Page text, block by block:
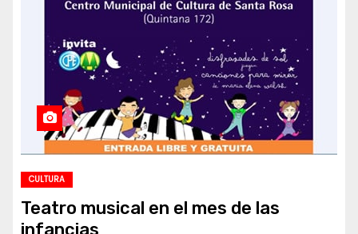
CULTURA
Teatro musical en el mes de las
infancias